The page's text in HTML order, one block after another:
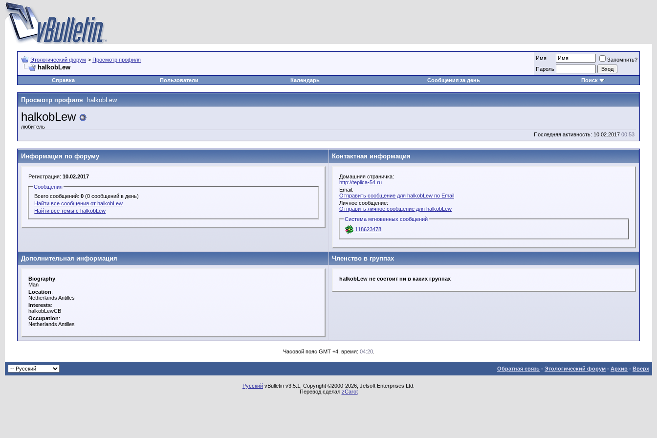
Этологический форум > Просмотр профиля
halkobLew
Имя
Запомнить?
Пароль
Справка
Пользователи Календарь Сообщения за день Поиск
Просмотр профиля: halkobLew
halkobLew
любитель
Последняя активность: 10.02.2017 00:53
Информация по форуму Контактная информация
Регистрация: 10.02.2017
Сообщения
Всего сообщений:0 (0 сообщений в день)
Найти все сообщения от halkobLew
Найти все темы с halkobLew
Домашняя страничка:
http://teplica-54.ru
Email:
Отправить сообщение для halkobLew по Email
Личное сообщение:
Отправить личное сообщение для halkobLew
Система мгновенных сообщений
118623478
Дополнительная информация Членство в группах
Biography:
Man
Location:
Netherlands Antilles
Interests:
halkobLewCB
Occupation:
Netherlands Antilles
halkobLew не состоит ни в каких группах
Часовой пояс GMT +4, время: 04:20.
Обратная связь - Этологический форум - Архив - Вверх
Русский vBulletin v3.5.1, Copyright ©2000-2026, Jelsoft Enterprises Ltd.
Перевод сделал zCarot